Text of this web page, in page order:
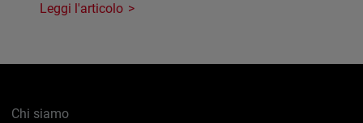
Leggi l'articolo
Chi siamo